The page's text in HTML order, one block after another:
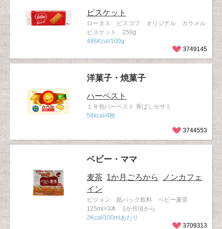
ビスケット
ロータス ビスコフ オリジナル カラメル
ビスケット 250g
486Kcal/100g
3749145
洋菓子・焼菓子
ハーベスト
１８包ハーベスト 香ばしセサミ
58kcal/4枚
3744553
ベビー・ママ
麦茶 1か月ごろから
ノンカフェ
イン
ピジョン 紙パック飲料 ベビー麦茶
125ml×3本 1か月頃から
2Kcal/100mlあたり
3709313